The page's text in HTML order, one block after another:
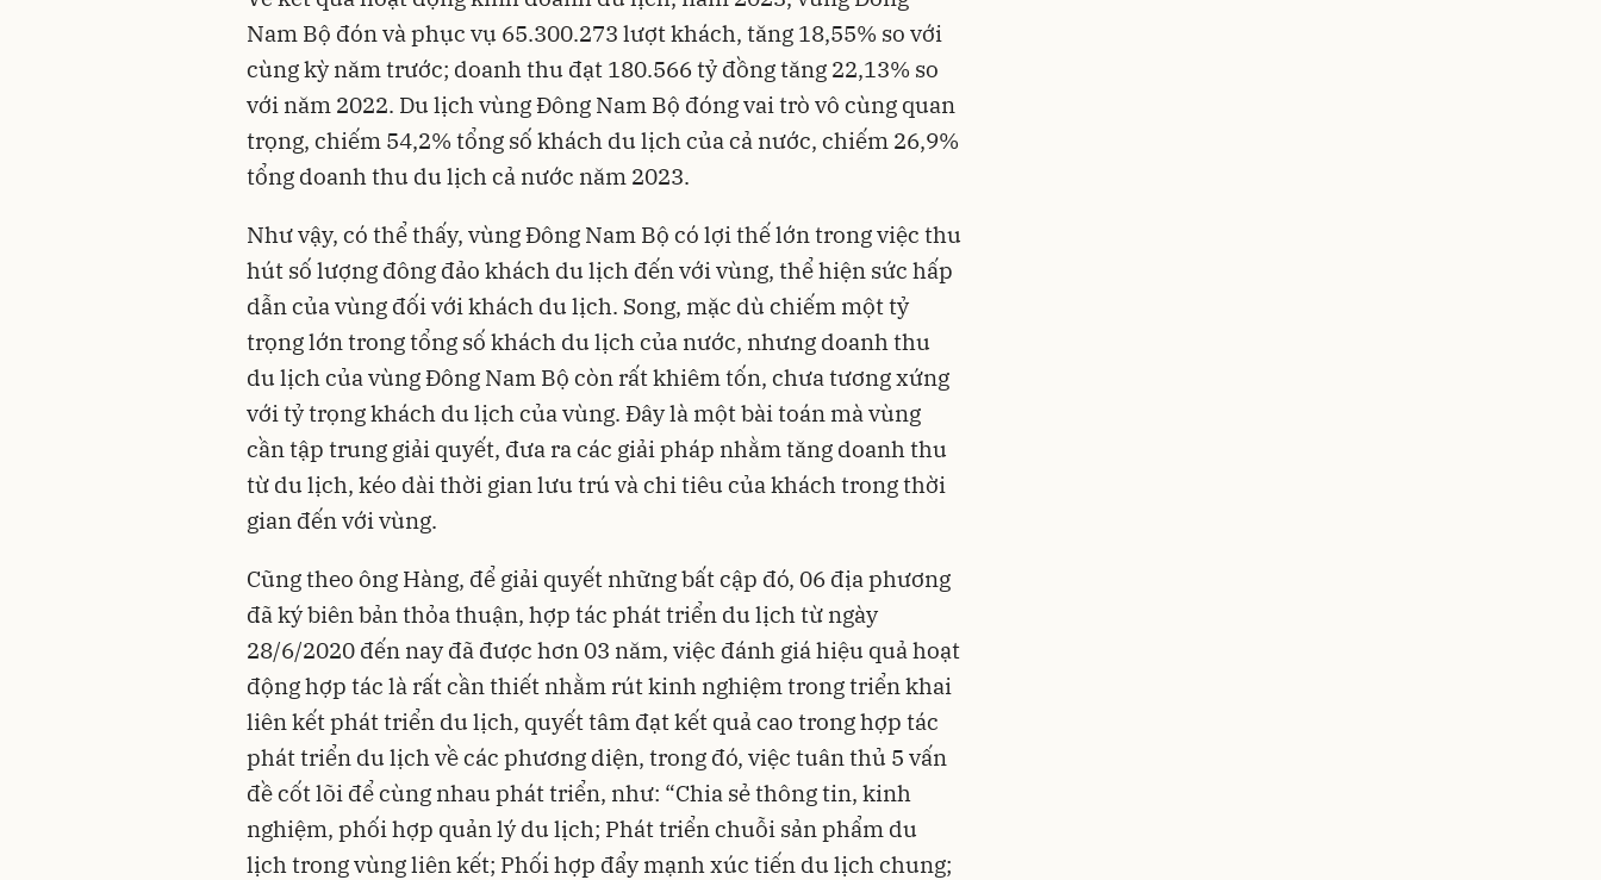
Nam Bộ đón và phục vụ 65.300.273 lượt khách, tăng 18,55% so với
cùng kỳ năm trước; doanh thu đạt 180.566 tỷ đồng tăng 22,13% so
với năm 2022. Du lịch vùng Đông Nam Bộ đóng vai trò vô cùng quan
trọng, chiếm 54,2% tổng số khách du lịch của cả nước, chiếm 26,9%
tổng doanh thu du lịch cả nước năm 2023.
Như vậy, có thể thấy, vùng Đông Nam Bộ có lợi thế lớn trong việc thu
hút số lượng đông đảo khách du lịch đến với vùng, thể hiện sức hấp
dẫn của vùng đối với khách du lịch. Song, mặc dù chiếm một tỷ
trọng lớn trong tổng số khách du lịch của nước, nhưng doanh thu
du lịch của vùng Đông Nam Bộ còn rất khiêm tốn, chưa tương xứng
với tỷ trọng khách du lịch của vùng. Đây là một bài toán mà vùng
cần tập trung giải quyết, đưa ra các giải pháp nhằm tăng doanh thu
từ du lịch, kéo dài thời gian lưu trú và chi tiêu của khách trong thời
gian đến với vùng.
Cũng theo ông Hàng, để giải quyết những bất cập đó, 06 địa phương
đã ký biên bản thỏa thuận, hợp tác phát triển du lịch từ ngày
28/6/2020 đến nay đã được hơn 03 năm, việc đánh giá hiệu quả hoạt
động hợp tác là rất cần thiết nhằm rút kinh nghiệm trong triển khai
liên kết phát triển du lịch, quyết tâm đạt kết quả cao trong hợp tác
phát triển du lịch về các phương diện, trong đó, việc tuân thủ 5 vấn
đề cốt lõi để cùng nhau phát triển, như: “Chia sẻ thông tin, kinh
nghiệm, phối hợp quản lý du lịch; Phát triển chuỗi sản phẩm du
lịch trong vùng liên kết; Phối hợp đẩy mạnh xúc tiến du lịch chung;